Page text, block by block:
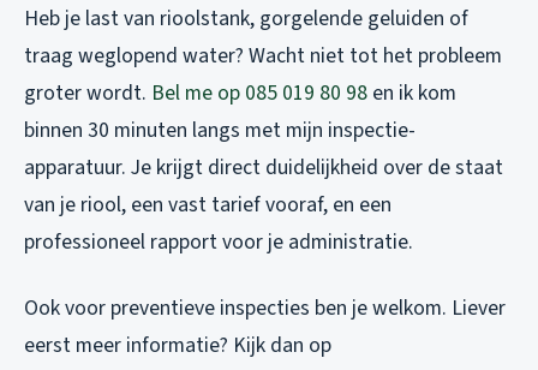
Heb je last van rioolstank, gorgelende geluiden of
traag weglopend water? Wacht niet tot het probleem
groter wordt. Bel me op 085 019 80 98 en ik kom
binnen 30 minuten langs met mijn inspectie-
apparatuur. Je krijgt direct duidelijkheid over de staat
van je riool, een vast tarief vooraf, en een
professioneel rapport voor je administratie.
Ook voor preventieve inspecties ben je welkom. Liever
eerst meer informatie? Kijk dan op